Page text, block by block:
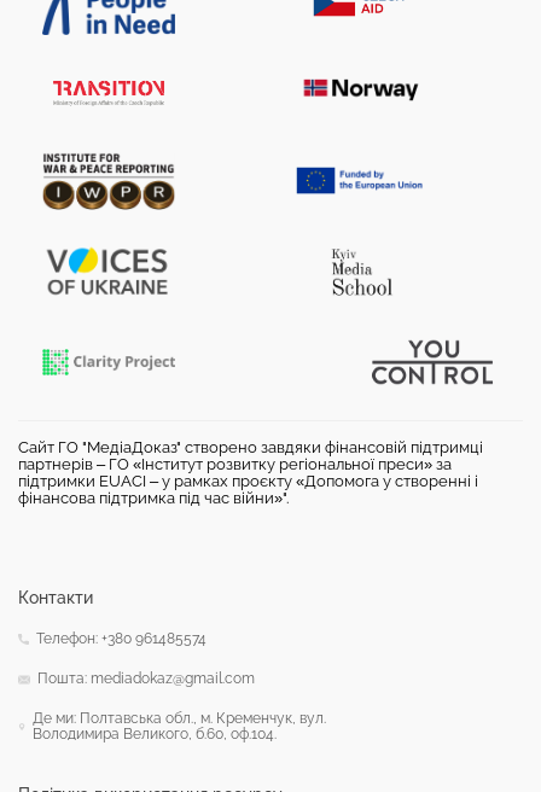
Сайт ГО "МедіаДоказ" створено завдяки фінансовій підтримці
партнерів – ГО «Інститут розвитку регіональної преси» за
підтримки EUACI – у рамках проєкту «Допомога у створенні і
фінансова підтримка під час війни»".
Контакти
Телефон: +380 961485574
Пошта: mediadokaz@gmail.com
Де ми: Полтавська обл., м. Кременчук, вул.
Володимира Великого, б.60, оф.104.